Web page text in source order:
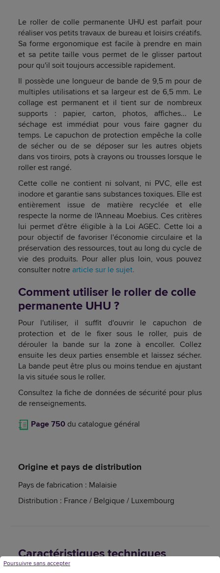
Le roller de colle permanente UHU est parfait pour
réaliser vos petits travaux de bureau et loisirs créatifs.
Sa forme ergonomique est facile à prendre en main
et sa petite taille vous permet de le glisser partout
pour qu'il soit toujours accessible rapidement.
Il possède une longueur de bande de 9,5 m pour de
multiples utilisations et sa largeur est de 6,5 mm. Le
collage est permanent et il tient sur de nombreux
supports : papier, carton, photos, affiches... Le
séchage est immédiat pour vous faire gagner du
temps. Le capuchon de protection empêche la colle
de sécher ou de se déposer sur les autres objets
dans vos tiroirs, pots à crayons ou trousses lorsque le
roller est rangé.
Cette colle ne contient ni solvant, ni PVC, elle est
inodore et garantie sans substances toxiques. Elle est
entièrement issue de matière recyclée et elle
respecte la norme de l'Anneau Moebius. Ces critères
lui permet d'être éligible à la Loi AGEC. Cette loi a
pour objectif de favoriser l'économie circulaire et la
préservation des ressources, tout au long du cycle de
vie des produits. Pour aller plus loin, vous pouvez
consulter notrearticle sur le sujet.
Comment utiliser le roller de colle
permanente UHU ?
Pour l'utiliser, il suffit d'ouvrir le capuchon de
protection et de le fixer sous le roller, puis de
dérouler la bande sur la zone à encoller. Collez
ensuite les deux parties ensemble et laissez sécher.
La bande peut être plus ou moins tendue en ajustant
la vis située sous le roller.
Consultez la fiche de données de sécurité pour plus
de renseignements.
Page 750 du catalogue général
Origine et pays de distribution
Pays de fabrication : Malaisie
Distribution : France / Belgique / Luxembourg
Caractéristiques techniques
Poursuivre sans accepter